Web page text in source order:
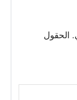
الحقول